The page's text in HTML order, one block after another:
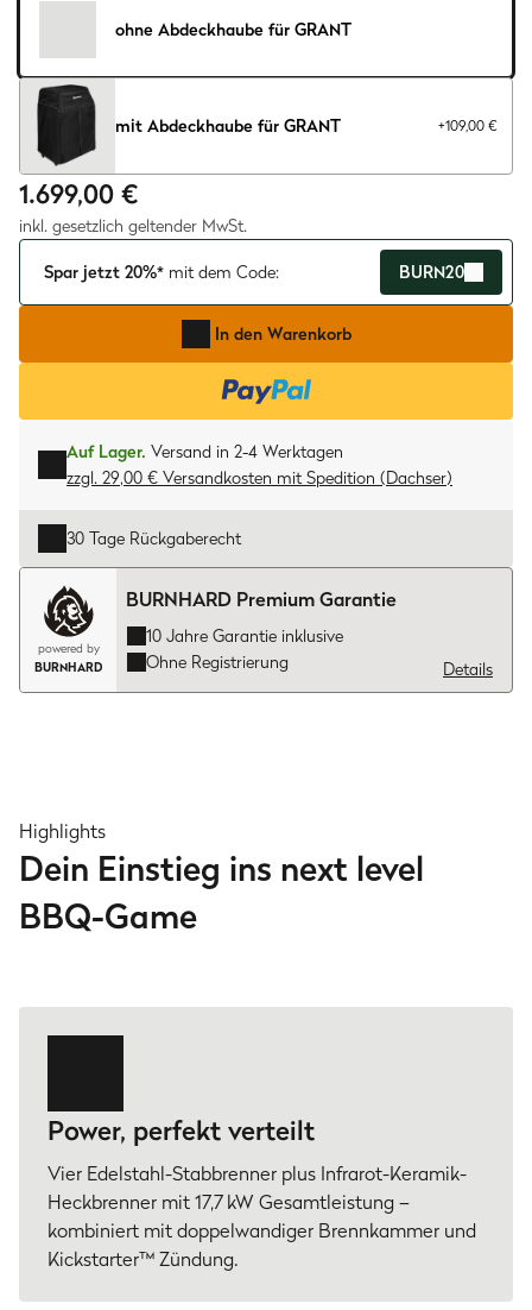
ohne Abdeckhaube für GRANT
mit Abdeckhaube für GRANT +109,00 €
1.699,00 €
inkl. gesetzlich geltender MwSt.
Spar jetzt 20%* mit dem Code: BURN20
In den Warenkorb
Auf Lager. Versand in 2-4 Werktagen
zzgl. 29,00 € Versandkosten mit Spedition (Dachser)
30 Tage Rückgaberecht
powered by
BURNHARD
BURNHARD Premium Garantie
10 Jahre Garantie inklusive
Ohne Registrierung
Details
Highlights
Dein Einstieg ins next level
BBQ-Game
Power, perfekt verteilt
Vier Edelstahl-Stabbrenner plus Infrarot-Keramik-
Heckbrenner mit 17,7 kW Gesamtleistung –
kombiniert mit doppelwandiger Brennkammer und
Kickstarter™ Zündung.